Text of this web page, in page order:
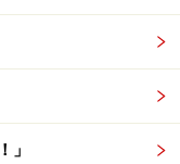
計損益（率）：
計利益（率）：
失（率）： -5.22
」